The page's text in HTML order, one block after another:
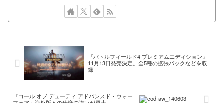
『バトルフィールド4 プレミアムエディション』
11月13日発売決定。全5種の拡張パックなどを収
録
『コール オブ デューティ アドバンスド・ウォー